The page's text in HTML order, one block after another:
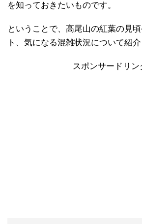
を知っておきたいものです。
ということで、高尾山の紅葉の見
ト、気になる混雑状況について紹介
スポンサードリン